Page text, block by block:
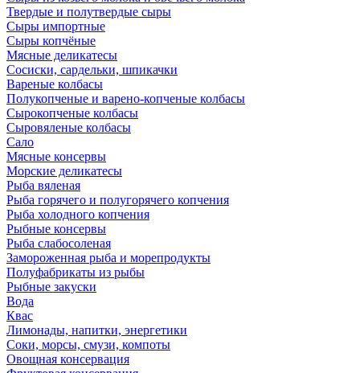
Твердые и полутвердые сыры
Сыры импортные
Сыры копчёные
Мясные деликатесы
Сосиски, сардельки, шпикачки
Вареные колбасы
Полукопченые и варено-копченые колбасы
Сырокопченые колбасы
Сыровяленые колбасы
Сало
Мясные консервы
Морские деликатесы
Рыба вяленая
Рыба горячего и полугорячего копчения
Рыба холодного копчения
Рыбные консервы
Рыба слабосоленая
Замороженная рыба и морепродукты
Полуфабрикаты из рыбы
Рыбные закуски
Вода
Квас
Лимонады, напитки, энергетики
Соки, морсы, смузи, компоты
Овощная консервация